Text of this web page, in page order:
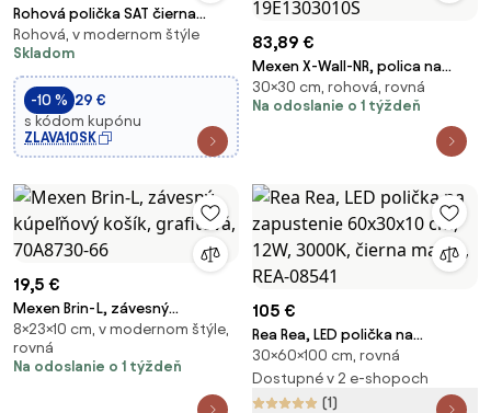
Rohová polička SAT čierna
SATDPOLROHMC
Rohová, v modernom štýle
Skladom
-10 % 29 €
s kódom kupónu
ZLAVA10SK
83,89 €
Mexen X-Wall-NR, polica na
zapustenie bez príruby 30 x 30
cm, grafitová, 19E1303010S
30×30 cm, rohová, rovná
Na odoslanie o 1 týždeň
19,5 €
Mexen Brin-L, závesný
kúpeľňový košík, grafitová,
70A8730-66
8×23×10 cm, v modernom štýle,
rovná
Na odoslanie o 1 týždeň
105 €
Rea Rea, LED polička na
zapustenie 60x30x10 cm, 12W,
3000K, čierna matná, REA-
08541
30×60×100 cm, rovná
Dostupné v 2 e-shopoch
(1)